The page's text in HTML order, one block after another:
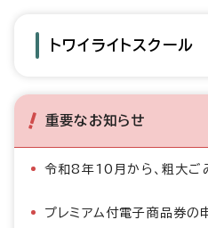
トワイライトスクール
重要なお知らせ
令和8年10月から、粗大ご
プレミアム付電子商品券の